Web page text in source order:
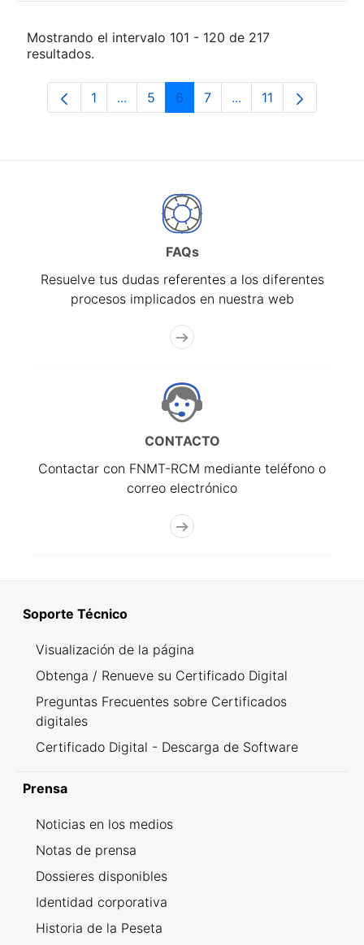
Mostrando el intervalo 101 - 120 de 217
resultados.
Página
1 ...Páginas intermedias Use TAB para
Página
5 Página
6 Página
7 ...Páginas intermedias
Página
11
FAQs
Resuelve tus dudas referentes a los diferentes
procesos implicados en nuestra web
CONTACTO
Contactar con FNMT-RCM mediante teléfono o
correo electrónico
Soporte Técnico
Visualización de la página
Obtenga / Renueve su Certificado Digital
Preguntas Frecuentes sobre Certificados
digitales
Certificado Digital - Descarga de Software
Prensa
Noticias en los medios
Notas de prensa
Dossieres disponibles
Identidad corporativa
Historia de la Peseta